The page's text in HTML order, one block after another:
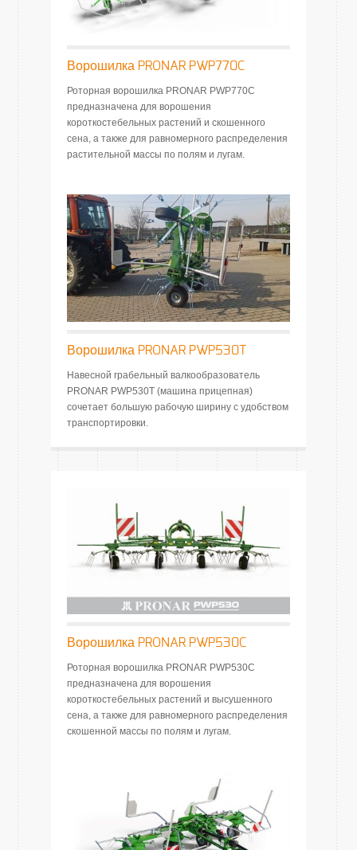
Ворошилка PRONAR PWP770C
Роторная ворошилка PRONAR PWP770C
предназначена для ворошения
короткостебельных растений и скошенного
сена, а также для равномерного распределения
растительной массы по полям и лугам.
Ворошилка PRONAR PWP530T
Навесной грабельный валкообразователь
PRONAR PWP530T (машина прицепная)
сочетает большую рабочую ширину с удобством
транспортировки.
Ворошилка PRONAR PWP530C
Роторная ворошилка PRONAR PWP530C
предназначена для ворошения
короткостебельных растений и высушенного
сена, а также для равномерного распределения
скошенной массы по полям и лугам.